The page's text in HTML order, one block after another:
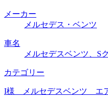
メーカー
メルセデス・ベンツ
車名
メルセデスベンツ、S
カテゴリー
I様 メルセデスベンツ エア